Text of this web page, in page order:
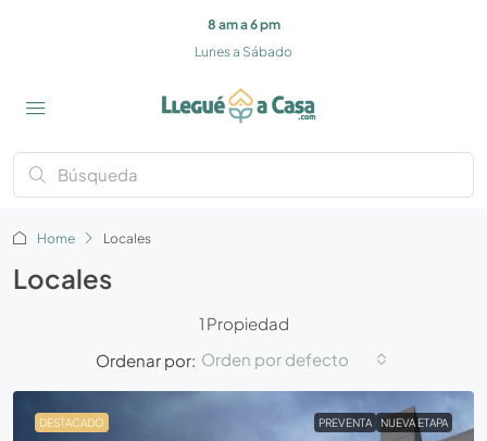
8 am a 6 pm
Lunes a Sábado
Home Locales
Locales
1 Propiedad
Ordenar por: Orden por defecto
DESTACADO PREVENTA NUEVA ETAPA